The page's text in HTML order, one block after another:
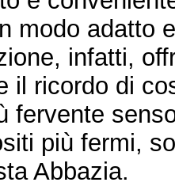
modo adatto
infatti,
il ricordo di
fervente
più fermi,
Abbazia.